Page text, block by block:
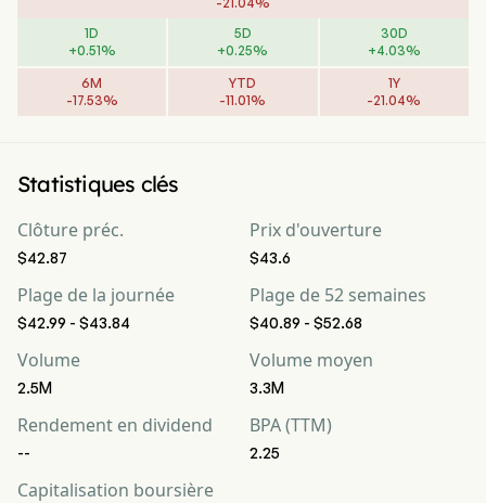
1D
+0.51%
5D
+0.25%
30D
+4.03%
6M
-17.53%
YTD
-11.01%
1Y
-21.04%
Statistiques clés
Clôture préc.
$42.87
Prix d'ouverture
$43.6
Plage de la journée
$42.99 - $43.84
Plage de 52 semaines
$40.89 - $52.68
Volume
2.5M
Volume moyen
3.3M
Rendement en dividend
--
BPA (TTM)
2.25
Capitalisation boursière